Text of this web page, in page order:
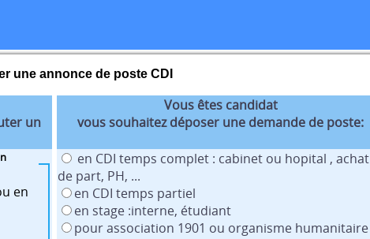
une annonce de poste CDI
un
Vous êtes candidat
vous souhaitez déposer une demande de poste:
en
en CDI temps complet : cabinet ou hopital , achat
de part, PH, ...
en CDI temps partiel
en stage :interne, étudiant
pour association 1901 ou organisme humanitaire